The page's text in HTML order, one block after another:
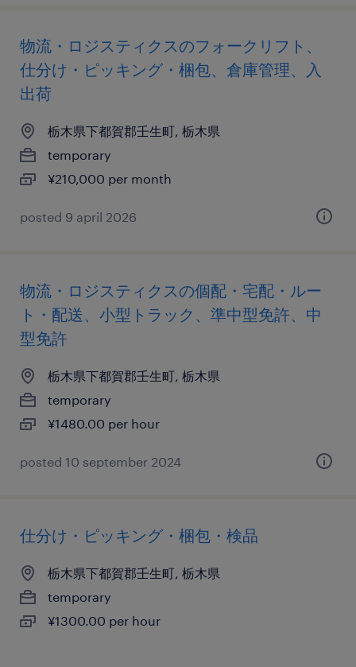
物流・ロジスティクスのフォークリフト、
仕分け・ピッキング・梱包、倉庫管理、入
出荷
栃木県下都賀郡壬生町, 栃木県
temporary
¥210,000 per month
posted 9 april 2026
物流・ロジスティクスの個配・宅配・ルー
ト・配送、小型トラック、準中型免許、中
型免許
栃木県下都賀郡壬生町, 栃木県
temporary
¥1480.00 per hour
posted 10 september 2024
仕分け・ピッキング・梱包・検品
栃木県下都賀郡壬生町, 栃木県
temporary
¥1300.00 per hour